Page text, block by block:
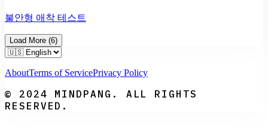
불안형 애착 테스트
Load More (6)
AboutTerms of ServicePrivacy Policy
© 2024 MINDPANG. ALL RIGHTS
RESERVED.